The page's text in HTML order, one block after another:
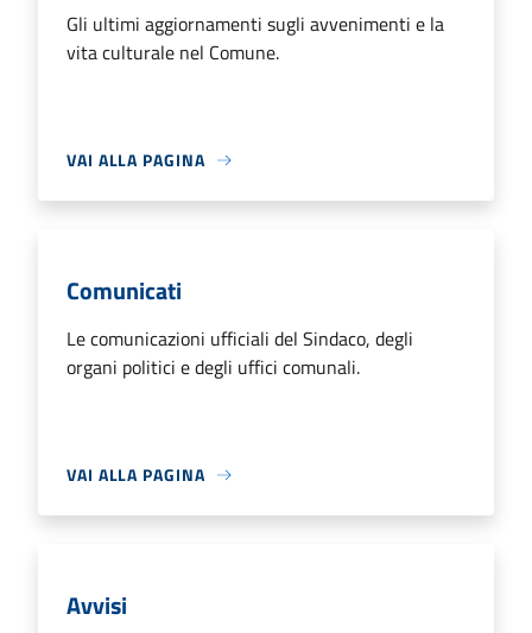
Gli ultimi aggiornamenti sugli avvenimenti e la
vita culturale nel Comune.
VAI ALLA PAGINA
Comunicati
Le comunicazioni ufficiali del Sindaco, degli
organi politici e degli uffici comunali.
VAI ALLA PAGINA
Avvisi